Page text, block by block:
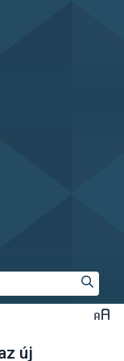
új